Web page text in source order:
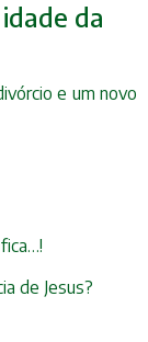
da
e um novo
de Jesus?